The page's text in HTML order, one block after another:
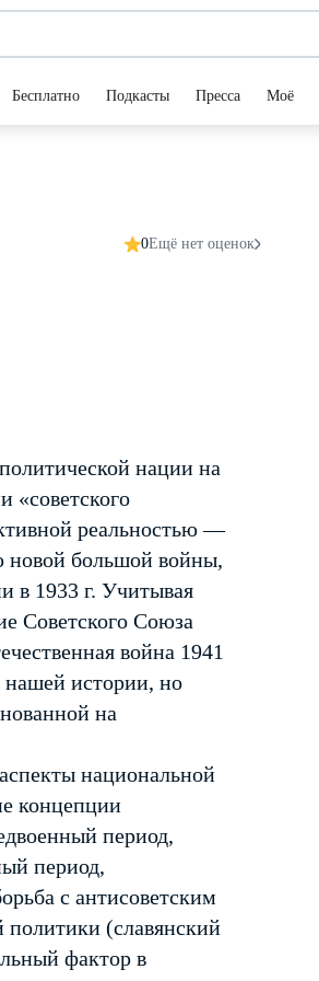
Бесплатно Подкасты Пресса Моё
0Ещё нет оценок
нации на
«советского
реальностью —
новой большой войны,
в 1933 г. Учитывая
Советского Союза
война 1941
нашей истории, но
на
национальной
концепции
период,
период,
с антисоветским
политики (славянский
фактор в